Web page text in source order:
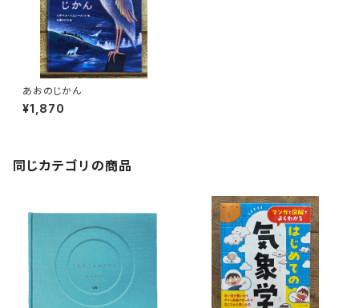
あおのじかん
¥1,870
同じカテゴリの商品